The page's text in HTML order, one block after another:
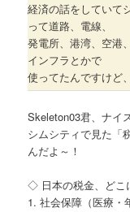
経済の話をしていて
って道路、電線、
発電所、港湾、空港
インフラとかで
使ってたんですけど
Skeleton03君、ナイ
シムシティで見た「
んだよ～！
◇ 日本の税金、どこ
1. 社会保障（医療・